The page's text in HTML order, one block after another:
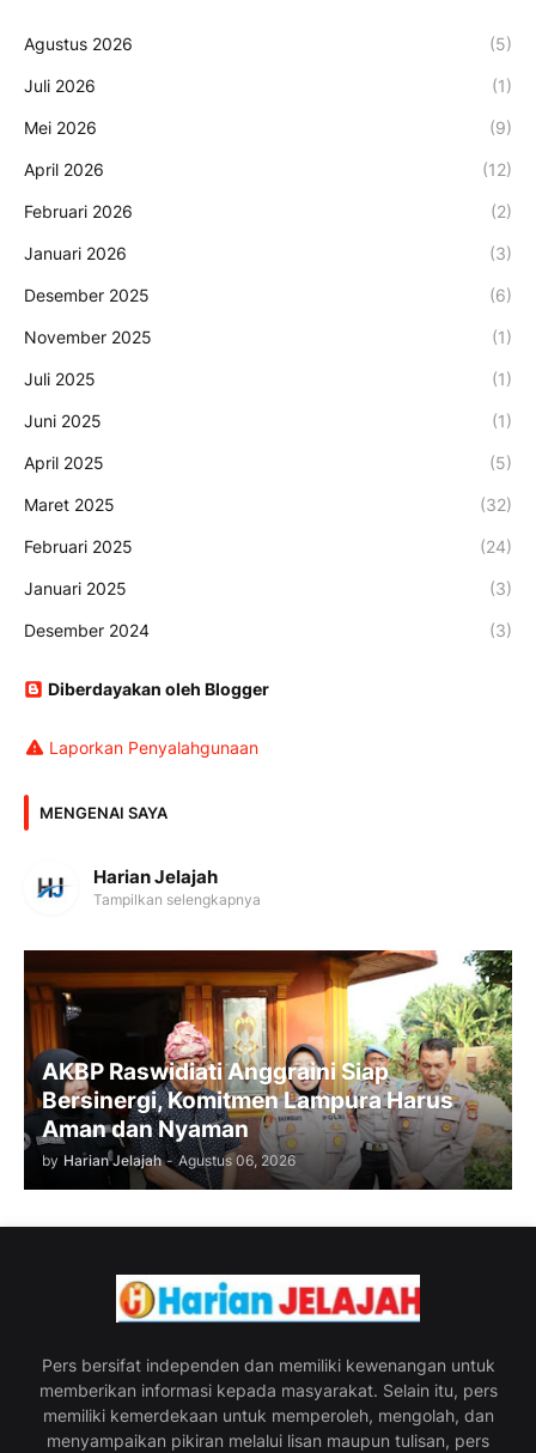
Agustus 2026 (5)
Juli 2026 (1)
Mei 2026 (9)
April 2026 (12)
Februari 2026 (2)
Januari 2026 (3)
Desember 2025 (6)
November 2025 (1)
Juli 2025 (1)
Juni 2025 (1)
April 2025 (5)
Maret 2025 (32)
Februari 2025 (24)
Januari 2025 (3)
Desember 2024 (3)
Diberdayakan oleh Blogger
Laporkan Penyalahgunaan
MENGENAI SAYA
Harian Jelajah
Tampilkan selengkapnya
AKBP Raswidiati Anggraini Siap
Bersinergi, Komitmen Lampura Harus
Aman dan Nyaman
by Harian Jelajah - Agustus 06, 2026
Pers bersifat independen dan memiliki kewenangan untuk
memberikan informasi kepada masyarakat. Selain itu, pers
memiliki kemerdekaan untuk memperoleh, mengolah, dan
menyampaikan pikiran melalui lisan maupun tulisan, pers